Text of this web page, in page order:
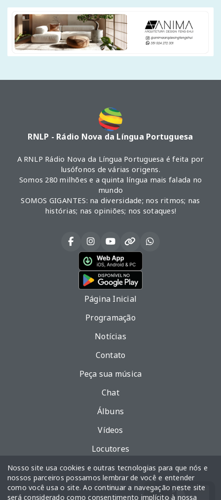
RNLP - Rádio Nova da Língua Portuguesa
A RNLP Rádio Nova da Língua Portuguesa é feita por
lusófonos de várias origens.
Somos 280 milhões e a quinta língua mais falada no
mundo
SOMOS GIGANTES: na diversidade; nos ritmos; nas
histórias; nas opiniões; nos sotaques!
Página Inicial
Programação
Notícias
Contato
Peça sua música
Chat
Álbuns
Vídeos
Locutores
Política de privacidade
Eventos
Nosso site usa cookies e outras tecnologias para que nós e
nossos parceiros possamos lembrar de você e entender
como você usa o site. Ao continuar a navegação neste site
será considerado como consentimento implícito à nossa